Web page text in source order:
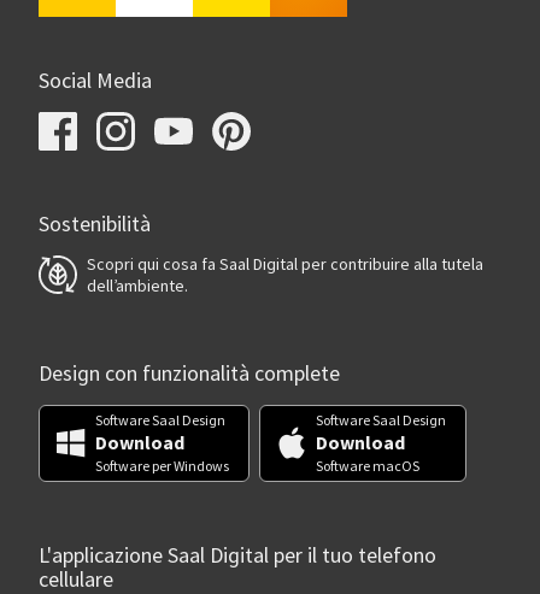
Social Media
Sostenibilità
Scopri qui cosa fa Saal Digital per contribuire alla tutela
dell’ambiente.
Design con funzionalità complete
Software Saal Design
Download
Software per Windows
Software Saal Design
Download
Software macOS
L'applicazione Saal Digital per il tuo telefono
cellulare